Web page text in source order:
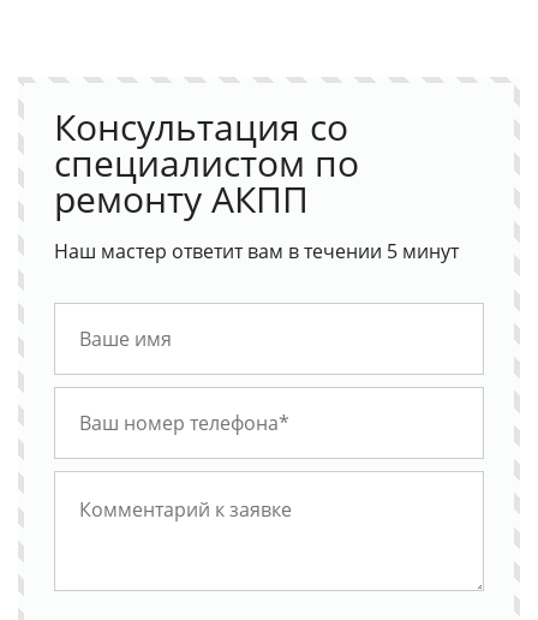
Консультация со
специалистом по
ремонту АКПП
Наш мастер ответит вам в течении 5 минут